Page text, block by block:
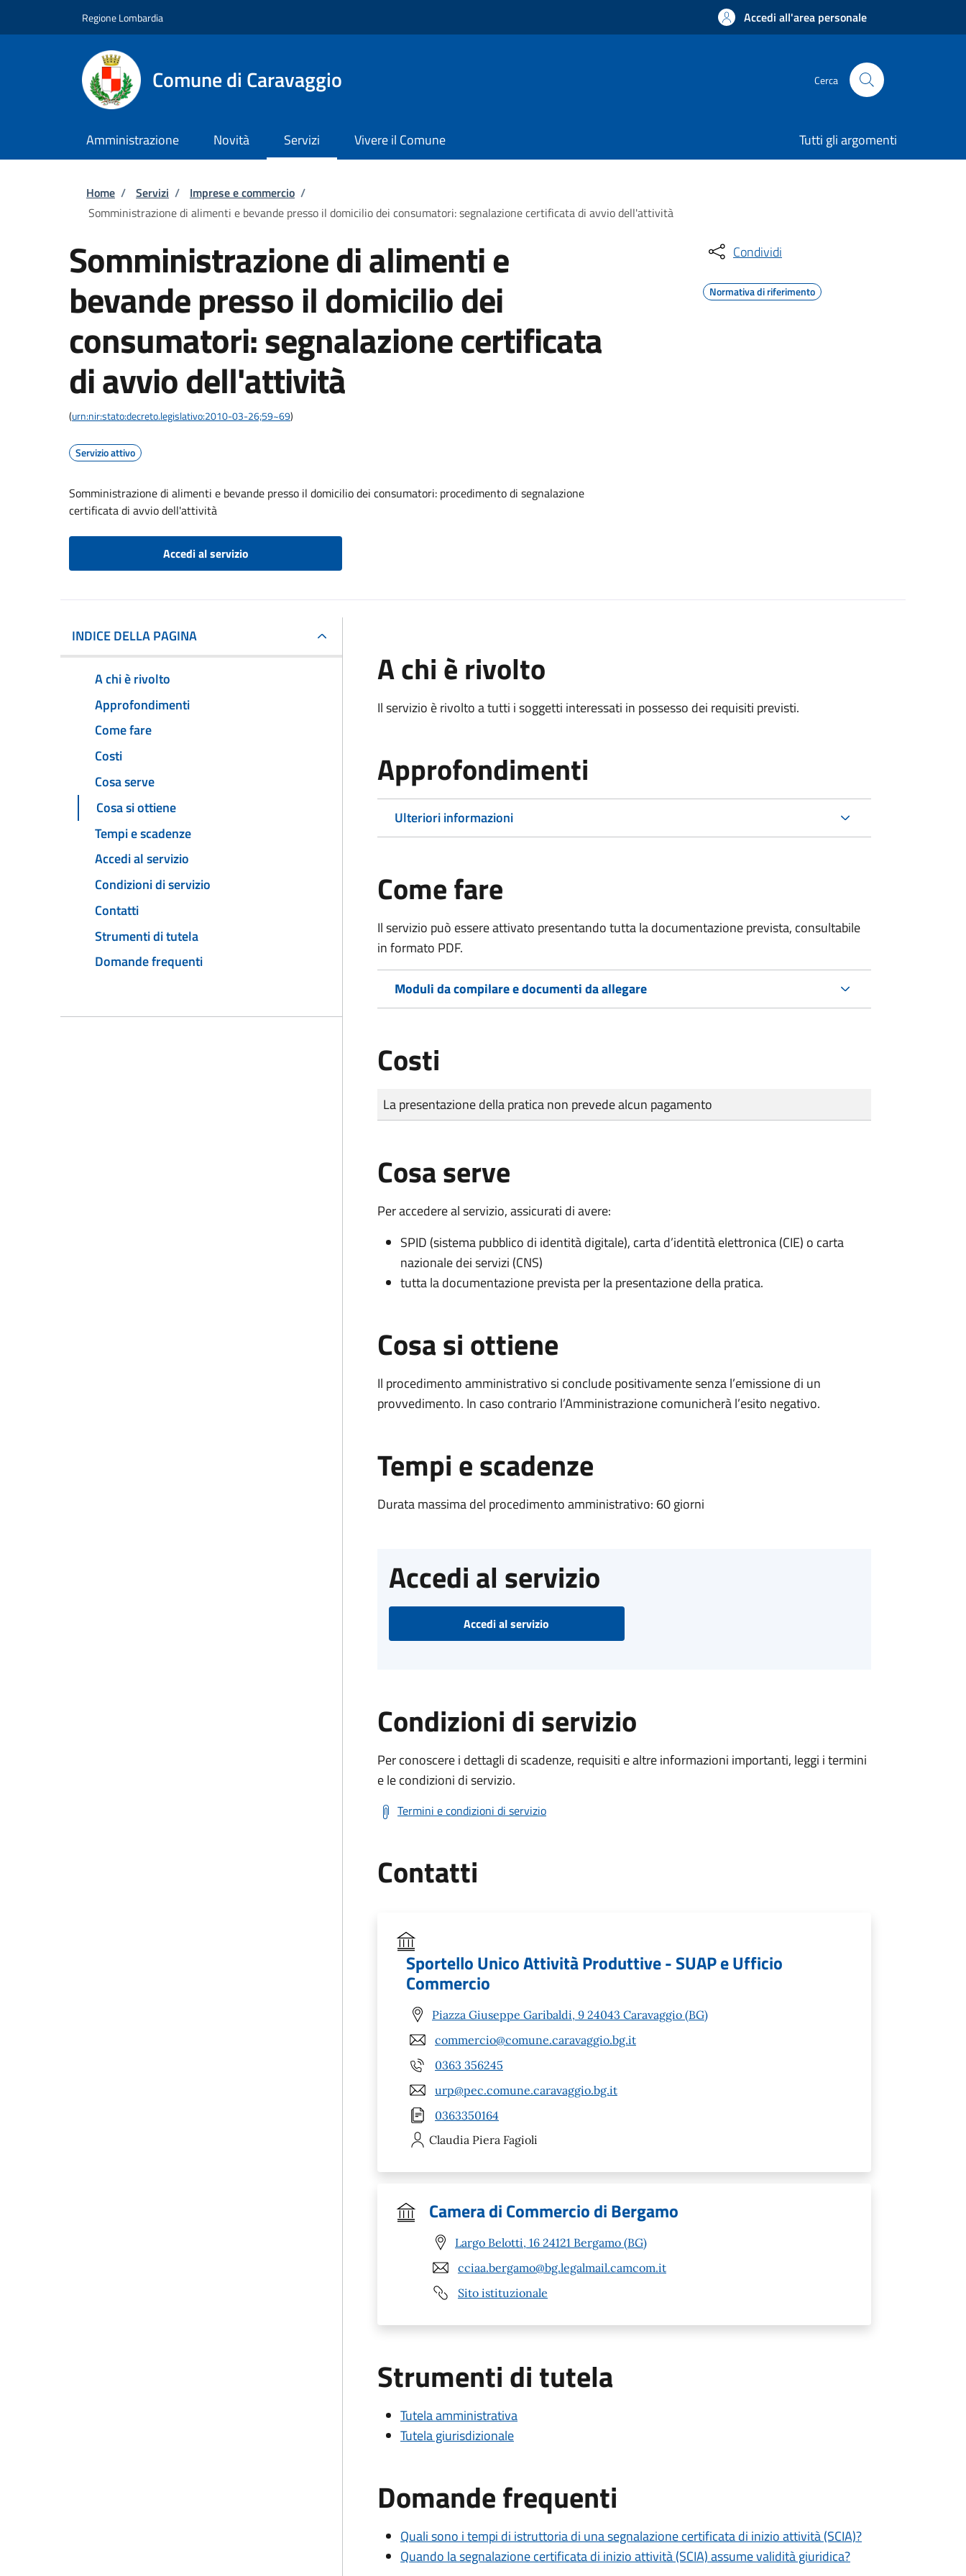
Regione Lombardia Accedi all'area personale
Comune di Caravaggio Cerca
Amministrazione Novità Servizi Vivere il Comune Tutti gli argomenti
Briciole di pane
Home / Servizi / Imprese e commercio /
Somministrazione di alimenti e bevande presso il domicilio dei consumatori: segnalazione certificata di avvio dell'attività
Somministrazione di alimenti e
bevande presso il domicilio dei
consumatori: segnalazione certificata
di avvio dell'attività
(urn:nir:stato:decreto.legislativo:2010-03-26;59~69)
Servizio attivo
Somministrazione di alimenti e bevande presso il domicilio dei consumatori: procedimento di segnalazione
certificata di avvio dell'attività
Accedi al servizio
Condividi
Normativa di riferimento
INDICE DELLA PAGINA
A chi è rivolto
Approfondimenti
Come fare
Costi
Cosa serve
Cosa si ottiene
Tempi e scadenze
Accedi al servizio
Condizioni di servizio
Contatti
Strumenti di tutela
Domande frequenti
A chi è rivolto
Il servizio è rivolto a tutti i soggetti interessati in possesso dei requisiti previsti.
Approfondimenti
Ulteriori informazioni
Come fare
Il servizio può essere attivato presentando tutta la documentazione prevista, consultabile
in formato PDF.
Moduli da compilare e documenti da allegare
Costi
Tipo di pagamento
Importo
La presentazione della pratica non prevede alcun pagamento
Cosa serve
Per accedere al servizio, assicurati di avere:
SPID (sistema pubblico di identità digitale), carta d’identità elettronica (CIE) o carta
nazionale dei servizi (CNS)
tutta la documentazione prevista per la presentazione della pratica.
Cosa si ottiene
Il procedimento amministrativo si conclude positivamente senza l’emissione di un
provvedimento. In caso contrario l’Amministrazione comunicherà l’esito negativo.
Tempi e scadenze
Durata massima del procedimento amministrativo: 60 giorni
Accedi al servizio
Accedi al servizio
Condizioni di servizio
Per conoscere i dettagli di scadenze, requisiti e altre informazioni importanti, leggi i termini
e le condizioni di servizio.
Termini e condizioni di servizio
Contatti
Sportello Unico Attività Produttive - SUAP e Ufficio
Commercio
Piazza Giuseppe Garibaldi, 9 24043 Caravaggio (BG)
commercio@comune.caravaggio.bg.it
0363 356245
urp@pec.comune.caravaggio.bg.it
0363350164
Claudia Piera Fagioli
Camera di Commercio di Bergamo
Largo Belotti, 16 24121 Bergamo (BG)
cciaa.bergamo@bg.legalmail.camcom.it
Sito istituzionale
Strumenti di tutela
Tutela amministrativa
Tutela giurisdizionale
Domande frequenti
Quali sono i tempi di istruttoria di una segnalazione certificata di inizio attività (SCIA)?
Quando la segnalazione certificata di inizio attività (SCIA) assume validità giuridica?